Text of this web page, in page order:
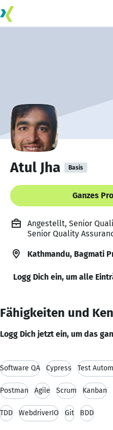
Atul Jha Basis
Ganzes
Angestellt, Senior
Senior Quality
Kathmandu, Bagmati
Logg Dich ein, um alle
Fähigkeiten und
Logg Dich jetzt ein, um das
Software QA Cypress Test
Postman Agile Scrum Kanban
TDD WebdriverIO Git BDD